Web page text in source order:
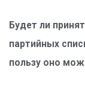
Будет ли
партийных
пользу оно